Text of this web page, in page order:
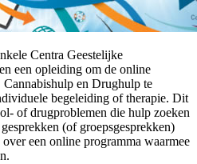
Centra Geestelijke
een opleiding om de online
en Drughulp te
begeleiding of therapie. Dit
of drugproblemen die hulp zoeken
(of groepsgesprekken)
een online programma waarmee